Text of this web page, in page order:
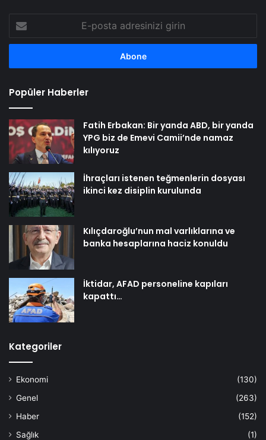
posta
adresinizi
Popüler Haberler
Fatih Erbakan: Bir yanda ABD, bir yanda
YPG biz de Emevi Camii’nde namaz
kılıyoruz
İhraçları istenen teğmenlerin dosyası
ikinci kez disiplin kurulunda
Kılıçdaroğlu’nun mal varlıklarına ve
banka hesaplarına haciz konuldu
İktidar, AFAD personeline kapıları
kapattı…
Kategoriler
Ekonomi
(130)
Genel
(263)
Haber
(152)
Sağlık
(1)